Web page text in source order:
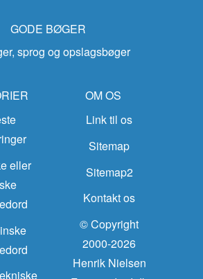
GODE BØGER
sprog og opslagsbøger
eller
OM OS
Link til os
Sitemap
Sitemap2
Kontakt os
© Copyright
2000-2026
Henrik Nielsen